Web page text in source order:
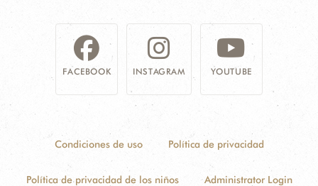
FACEBOOK INSTAGRAM YOUTUBE
Condiciones de uso Política de privacidad
Política de privacidad de los niños Administrator Login